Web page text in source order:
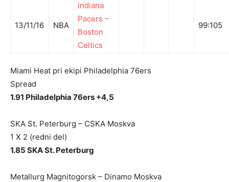
13/11/16 NBA
Indiana
Pacers –
Boston
Celtics
99:105
Miami Heat pri ekipi Philadelphia 76ers
Spread
1.91 Philadelphia 76ers +4,5
SKA St. Peterburg – CSKA Moskva
1 X 2 (redni del)
1.85 SKA St. Peterburg
Metallurg Magnitogorsk – Dinamo Moskva